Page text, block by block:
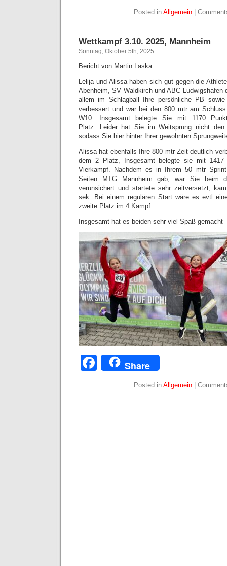
Posted in Allgemein|
Wettkampf 3.10. 2025, Mannheim
Sonntag, Oktober 5th, 2025
Bericht von Martin Laska
Lelija und Alissa haben sich gut gegen die
Abenheim, SV Waldkirch und ABC Ludwigshafen
allem im Schlagball Ihre persönliche PB
verbessert und war bei den 800 mtr am
W10. Insgesamt belegte Sie mit 1170
Platz. Leider hat Sie im Weitsprung nicht den
sodass Sie hier hinter Ihrer gewohnten
Alissa hat ebenfalls Ihre 800 mtr Zeit deutlich
dem 2 Platz, Insgesamt belegte sie mit
Vierkampf. Nachdem es in Ihrem 50 mtr
Seiten MTG Mannheim gab, war Sie beim
verunsichert und startete sehr zeitversetzt,
sek. Bei einem regulären Start wäre es evtl
zweite Platz im 4 Kampf.
Insgesamt hat es beiden sehr viel Spaß gemacht
Facebook
Share
Posted in Allgemein|